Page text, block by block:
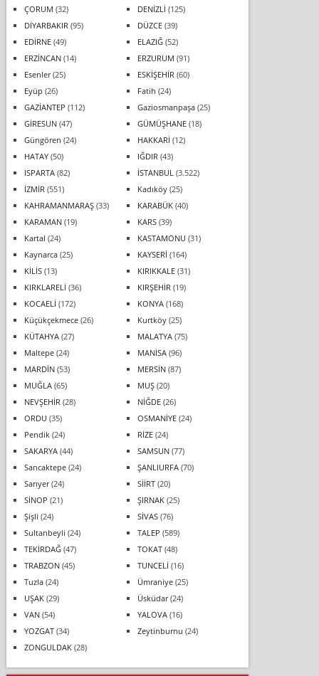
ÇORUM (32) DENİZLİ (125)
DİYARBAKIR (95) DÜZCE(39)
EDİRNE(49) ELAZIĞ(52)
ERZİNCAN(14) ERZURUM (91)
Esenler(25) ESKİŞEHİR (60)
Eyüp (26) Fatih (24)
GAZİANTEP (112) Gaziosmanpaşa(25)
GİRESUN(47) GÜMÜŞHANE(18)
Güngören (24) HAKKARİ (12)
HATAY(50) IĞDIR (43)
ISPARTA(82) İSTANBUL (3.522)
İZMİR (551) Kadıköy(25)
KAHRAMANMARAŞ(33) KARABÜK(40)
KARAMAN(19) KARS(39)
Kartal (24) KASTAMONU (31)
Kaynarca(25) KAYSERİ (164)
KİLİS(13) KIRIKKALE(31)
KIRKLARELİ (36) KIRŞEHİR (19)
KOCAELİ (172) KONYA(168)
Küçükçekmece(26) Kurtköy(25)
KÜTAHYA(27) MALATYA(75)
Maltepe(24) MANİSA(96)
MARDİN(53) MERSİN(87)
MUĞLA(65) MUŞ(20)
NEVŞEHİR (28) NİĞDE(26)
ORDU (35) OSMANİYE(24)
Pendik(24) RİZE(24)
SAKARYA(44) SAMSUN(77)
Sancaktepe(24) ŞANLIURFA(70)
Sarıyer(24) SİİRT(20)
SİNOP (21) ŞIRNAK(25)
Şişli (24) SİVAS(76)
Sultanbeyli (24) TALEP (589)
TEKİRDAĞ(47) TOKAT(48)
TRABZON(45) TUNCELİ (16)
Tuzla(24) Ümraniye(25)
UŞAK(29) Üsküdar(24)
VAN(54) YALOVA(16)
YOZGAT(34) Zeytinburnu (24)
ZONGULDAK(28)